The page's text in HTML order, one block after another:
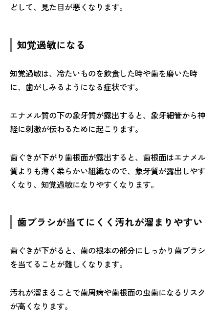
どして、見た目が悪くなります。
知覚過敏になる
知覚過敏は、冷たいものを飲食した時や歯を磨いた時
に、歯がしみるようになる症状です。
エナメル質の下の象牙質が露出すると、象牙細管から神
経に刺激が伝わるために起こります。
歯ぐきが下がり歯根面が露出すると、歯根面はエナメル
質よりも薄く柔らかい組織なので、象牙質が露出しやす
くなり、知覚過敏になりやすくなります。
歯ブラシが当てにくく汚れが溜まりやすい
歯ぐきが下がると、歯の根本の部分にしっかり歯ブラシ
を当てることが難しくなります。
汚れが溜まることで歯周病や歯根面の虫歯になるリスク
が高くなります。